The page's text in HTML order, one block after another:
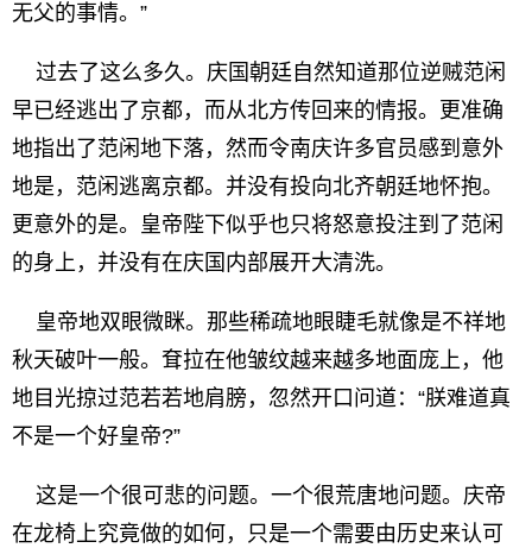
无父的事情。”
过去了这么多久。庆国朝廷自然知道那位逆贼范闲
早已经逃出了京都，而从北方传回来的情报。更准确
地指出了范闲地下落，然而令南庆许多官员感到意外
地是，范闲逃离京都。并没有投向北齐朝廷地怀抱。
更意外的是。皇帝陛下似乎也只将怒意投注到了范闲
的身上，并没有在庆国内部展开大清洗。
皇帝地双眼微眯。那些稀疏地眼睫毛就像是不祥地
秋天破叶一般。耷拉在他皱纹越来越多地面庞上，他
地目光掠过范若若地肩膀，忽然开口问道：“朕难道真
不是一个好皇帝?”
这是一个很可悲的问题。一个很荒唐地问题。庆帝
在龙椅上究竟做的如何，只是一个需要由历史来认可